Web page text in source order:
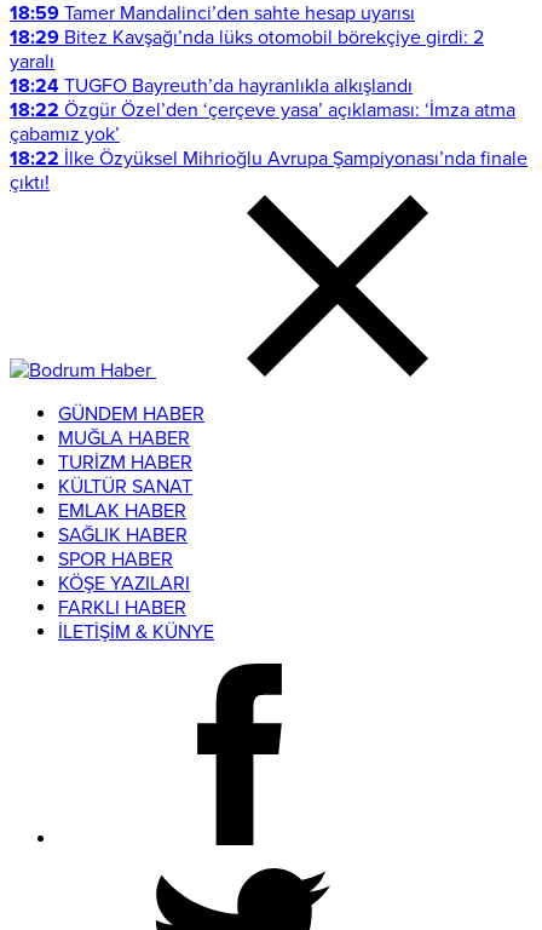
18:59 Tamer Mandalinci’den sahte hesap uyarısı
18:29 Bitez Kavşağı’nda lüks otomobil börekçiye girdi: 2
yaralı
18:24 TUGFO Bayreuth’da hayranlıkla alkışlandı
18:22 Özgür Özel’den ‘çerçeve yasa’ açıklaması: ‘İmza atma
çabamız yok’
18:22 İlke Özyüksel Mihrioğlu Avrupa Şampiyonası’nda finale
çıktı!
GÜNDEM HABER
MUĞLA HABER
TURİZM HABER
KÜLTÜR SANAT
EMLAK HABER
SAĞLIK HABER
SPOR HABER
KÖŞE YAZILARI
FARKLI HABER
İLETİŞİM & KÜNYE